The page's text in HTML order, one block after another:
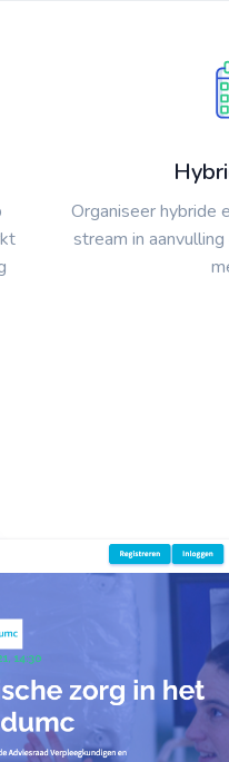
Organiseer hybride
stream in